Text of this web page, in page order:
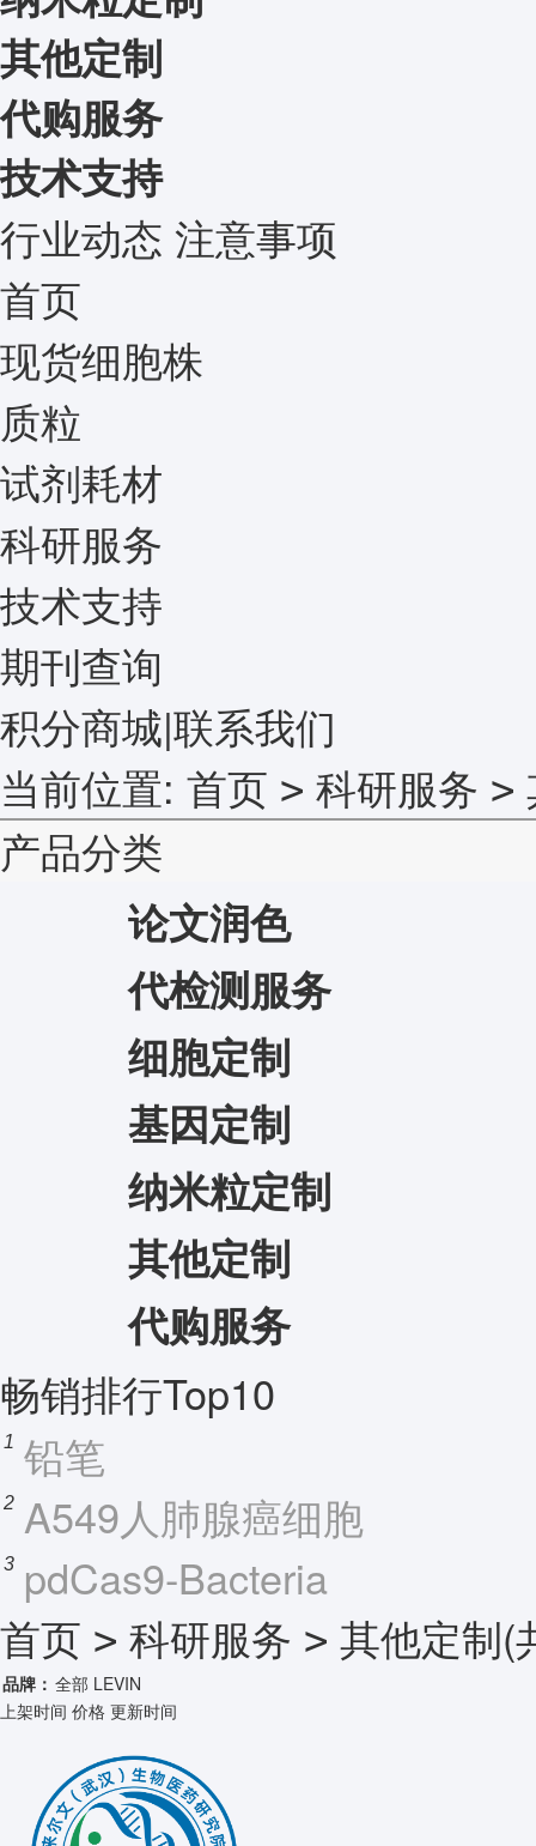
其他定制
代购服务
技术支持
行业动态 注意事项
首页
现货细胞株
质粒
试剂耗材
科研服务
技术支持
期刊查询
积分商城|联系我们
当前位置: 首页 > 科研服务 >
产品分类
论文润色
代检测服务
细胞定制
基因定制
纳米粒定制
其他定制
代购服务
畅销排行Top10
1 铅笔
2 A549人肺腺癌细胞
3 pdCas9-Bacteria
首页 > 科研服务 > 其他定制(
品牌： 全部 LEVIN
上架时间 价格 更新时间